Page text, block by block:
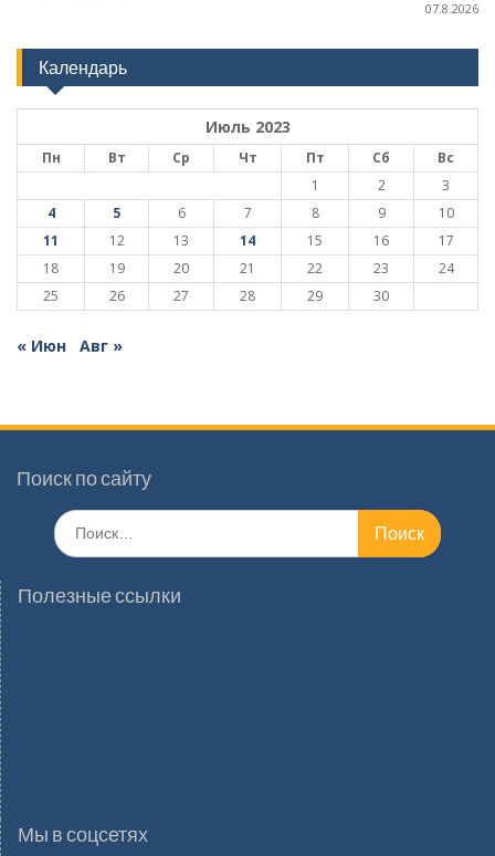
07.8.2026
Календарь
Июль 2023
Пн Вт Ср Чт Пт Сб
Вс
1
2
3
4
5 6 7 8 9
10
11
12 13 14 15 16
17
18
19 20 21 22 23
24
25
26 27 28 29 30
« Июн Авг »
Поиск по сайту
Поиск
по:
Полезные ссылки
Мы в соцсетях